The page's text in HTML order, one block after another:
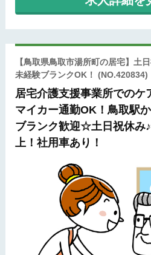
【鳥取県鳥取市湯所町の居宅】
未経験ブランクOK！ (NO.420834)
居宅介護支援事業所での
マイカー通勤OK！鳥取駅
ブランク歓迎☆土日祝休み
上！社用車あり！